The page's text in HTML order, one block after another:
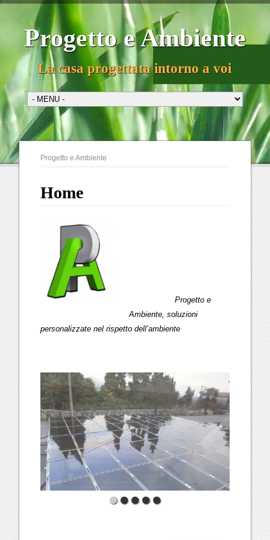
Progetto e Ambiente
La casa progettata intorno a voi
Progetto e Ambiente
Home
Progetto e
Ambiente, soluzioni
personalizzate nel rispetto dell’ambiente